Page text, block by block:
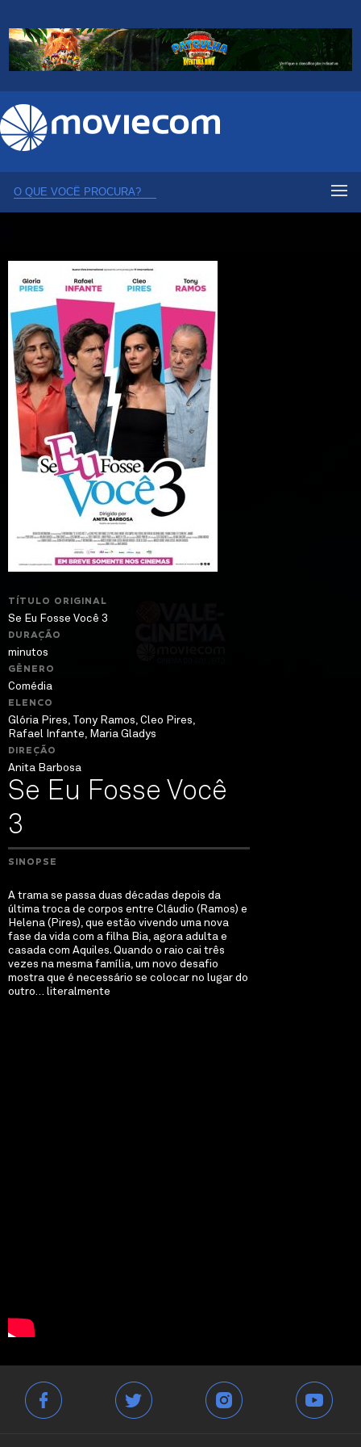
TÍTULO ORIGINAL
Se Eu Fosse Você 3
DURAÇÃO
minutos
GÊNERO
Comédia
ELENCO
Glória Pires, Tony Ramos, Cleo Pires,
Rafael Infante, Maria Gladys
DIREÇÃO
Anita Barbosa
Se Eu Fosse Você
3
SINOPSE
A trama se passa duas décadas depois da
última troca de corpos entre Cláudio (Ramos) e
Helena (Pires), que estão vivendo uma nova
fase da vida com a filha Bia, agora adulta e
casada com Aquiles. Quando o raio cai três
vezes na mesma família, um novo desafio
mostra que é necessário se colocar no lugar do
outro… literalmente